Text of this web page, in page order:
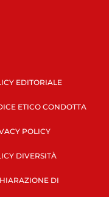
EDITORIALE
ETICO CONDOTTA
POLICY
DIVERSITÀ
DI